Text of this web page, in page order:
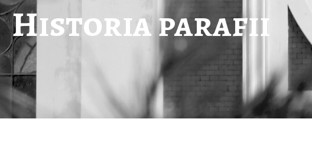
Historia parafii